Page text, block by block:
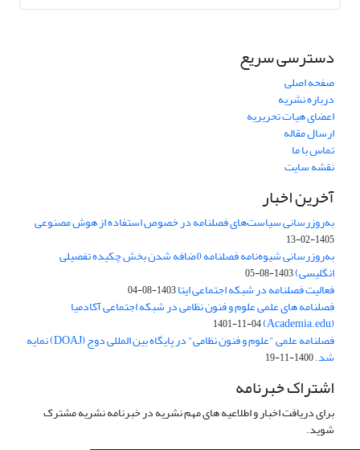
دسترسی سریع
صفحه اصلی
درباره نشریه
اعضای هیات تحریریه
ارسال مقاله
تماس با ما
نقشه سایت
آخرین اخبار
به‌روزرسانی سیاست‌های فصلنامه در خصوص استفاده از هوش مصنوعی
1405-02-13
به‌روزرسانی شیوه‌نامه فصلنامه (اضافه شدن بخش چکیده تفصیلی
انگلیسی)1403-08-05
فعالیت فصلنامه در شبکه اجتماعی ایتا1403-08-04
فصلنامه های علمی علوم و فنون نظامی در شبکه اجتماعی آکادمیا
(Academia.edu)
1401-11-04
فصلنامه علمی "علوم و فنون نظامی" در پایگاه بین المللی دوج (DOAJ) نمایه
شد.1400-11-19
اشتراک خبرنامه
برای دریافت اخبار و اطلاعیه های مهم نشریه در خبرنامه نشریه مشترک
شوید.